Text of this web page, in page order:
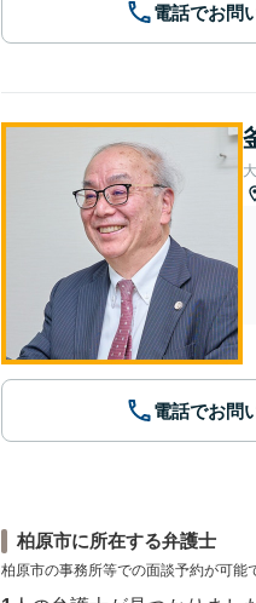
電話でお問
電話でお問
柏原市に所在する弁護士
柏原市の事務所等での面談予約が可能